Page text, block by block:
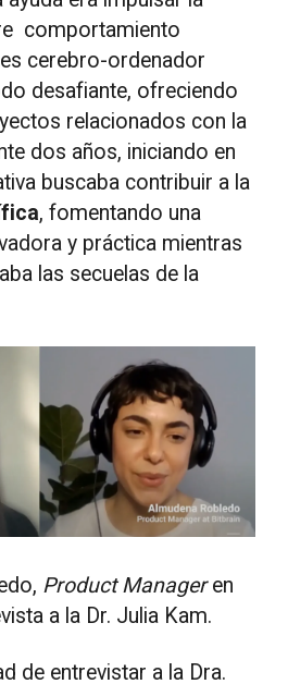
comportamiento
cerebro-ordenador
desafiante, ofreciendo
relacionados con la
dos años, iniciando en
buscaba contribuir a la
, fomentando una
y práctica mientras
las secuelas de la
Product Manageren
a la Dr. Julia Kam.
de entrevistar a la Dra.